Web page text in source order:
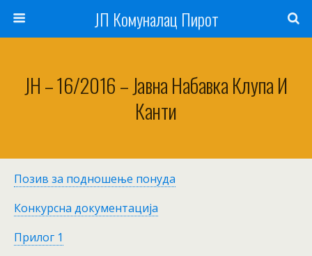
ЈП Комуналац Пирот
ЈН – 16/2016 – Јавна Набавка Клупа И
Канти
Позив за подношење понуда
Конкурсна документација
Прилог 1